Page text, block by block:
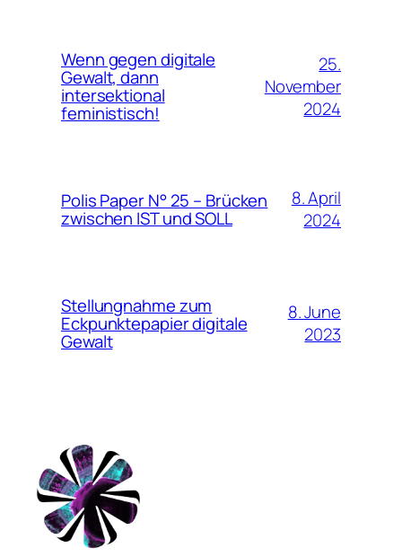
Wenn gegen digitale
Gewalt, dann
intersektional
feministisch!
25.
November
2024
Polis Paper N° 25 – Brücken
zwischen IST und SOLL
8. April
2024
Stellungnahme zum
Eckpunktepapier digitale
Gewalt
8. June
2023